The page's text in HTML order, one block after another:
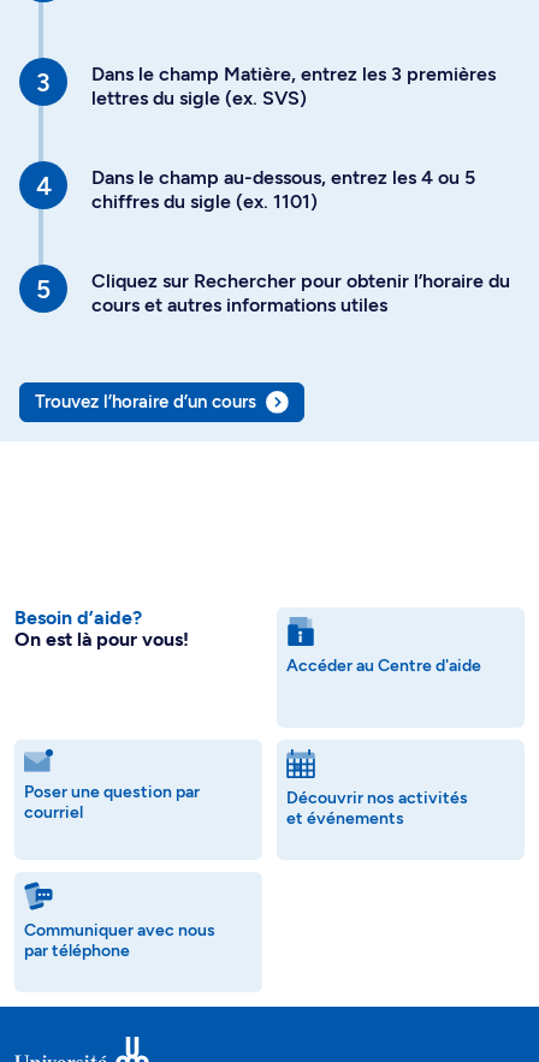
Dans le champ Matière, entrez les 3 premières
lettres du sigle (ex. SVS)
Dans le champ au-dessous, entrez les 4 ou 5
chiffres du sigle (ex. 1101)
Cliquez sur Rechercher pour obtenir l’horaire du
cours et autres informations utiles
Trouvez l’horaire d’un cours
Besoin d’aide?
On est là pour vous!
Accéder au Centre d'aide
Poser une question par
courriel
Découvrir nos activités
et événements
Communiquer avec nous
par téléphone